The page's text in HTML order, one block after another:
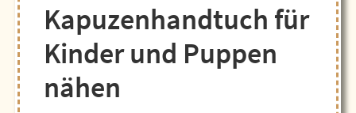
Kapuzenhandtuch für
Kinder und Puppen
nähen